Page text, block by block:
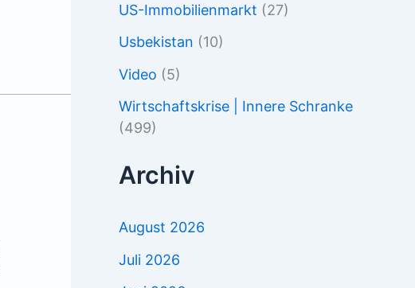
US-Immobilienmarkt (27)
Usbekistan (10)
Video (5)
Wirtschaftskrise | Innere Schranke
(499)
Archiv
August 2026
Juli 2026